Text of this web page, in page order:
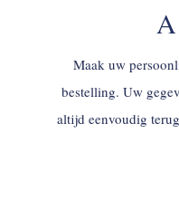
Maak uw
bestelling. Uw
altijd eenvoudig